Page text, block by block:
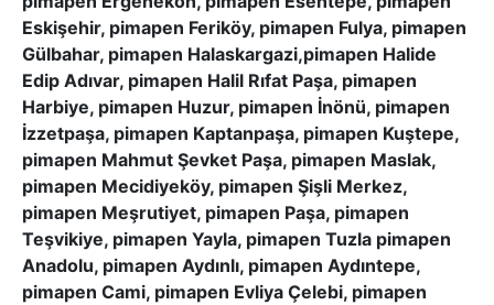
Eskişehir, pimapen Feriköy, pimapen Fulya, pimapen
Gülbahar, pimapen Halaskargazi,pimapen Halide
Edip Adıvar, pimapen Halil Rıfat Paşa, pimapen
Harbiye, pimapen Huzur, pimapen İnönü, pimapen
İzzetpaşa, pimapen Kaptanpaşa, pimapen Kuştepe,
pimapen Mahmut Şevket Paşa, pimapen Maslak,
pimapen Mecidiyeköy, pimapen Şişli Merkez,
pimapen Meşrutiyet, pimapen Paşa, pimapen
Teşvikiye, pimapen Yayla, pimapen Tuzla pimapen
Anadolu, pimapen Aydınlı, pimapen Aydıntepe,
pimapen Cami, pimapen Evliya Çelebi, pimapen